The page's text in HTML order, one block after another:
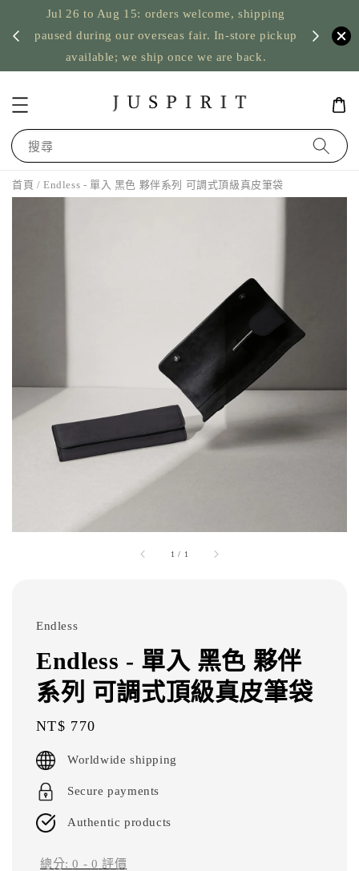
Jul 26 to Aug 15: orders welcome, shipping
paused during our overseas fair. In-store pickup
available; we ship once we are back.
US
搜尋
首頁 / Endless - 單入 黑色 夥伴系列 可調式頂級真皮筆袋
1 / 1
Endless
Endless - 單入 黑色 夥伴
系列 可調式頂級真皮筆袋
Regular
price
NT$ 770
Worldwide shipping
Secure payments
Authentic products
總分:0 - 0 評價